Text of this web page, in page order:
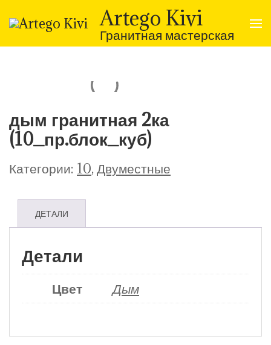
содержимому
(нажмите
Enter)
Artego Kivi
Гранитная мастерская
дым гранитная 2ка
(10_пр.блок_куб)
Категории: 10, Двуместные
ДЕТАЛИ
Детали
Цвет Дым